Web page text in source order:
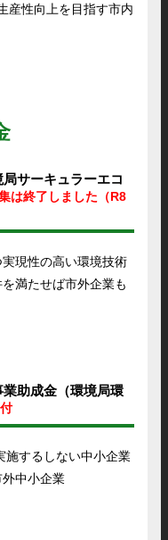
産性向上を目指す市内
サーキュラーエコ
は終了しました（R8
現性の高い環境技術
満たせば市外企業も
助成金（環境局環
施するしない中小企業
中小企業